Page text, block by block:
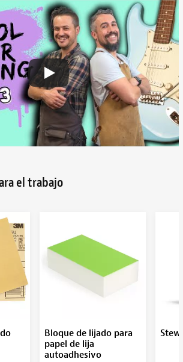
el trabajo
Bloque de lijado para
papel de lija
autoadhesivo